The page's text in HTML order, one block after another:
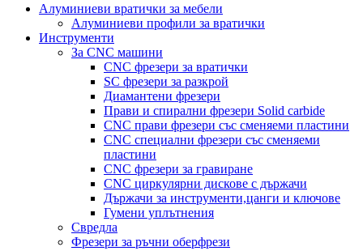
Алуминиеви вратички за мебели
Алуминиеви профили за вратички
Инструменти
За CNC машини
CNC фрезери за вратички
SC фрезери за разкрой
Диамантени фрезери
Прави и спирални фрезери Solid carbide
CNC прави фрезери със сменяеми пластини
CNC специални фрезери със сменяеми
пластини
CNC фрезери за гравиране
CNC циркулярни дискове с държачи
Държачи за инструменти,цанги и ключове
Гумени уплътнения
Свредла
Фрезери за ръчни оберфрези